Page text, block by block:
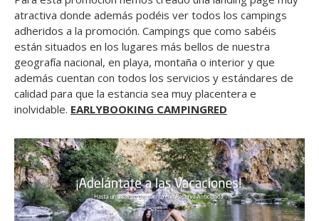
atractiva donde además podéis ver todos los campings
adheridos a la promoción. Campings que como sabéis
están situados en los lugares más bellos de nuestra
geografía nacional, en playa, montaña o interior y que
además cuentan con todos los servicios y estándares de
calidad para que la estancia sea muy placentera e
inolvidable. EARLYBOOKING CAMPINGRED